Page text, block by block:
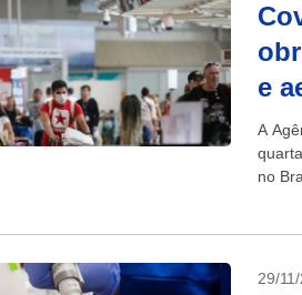
e
A
no
29/